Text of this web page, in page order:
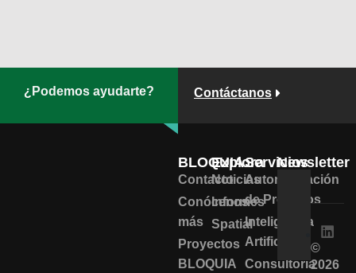
¿Podemos ayudarte? Contáctanos
BLOQUIA
Contacto
Conócenos
más
Proyectos
BLOQUIA
Explora
Noticias
Informes
Spatial
Servicios
Automatización
de Procesos
Inteligencia
Artificial
Consultoría
Newsletter
©
2026